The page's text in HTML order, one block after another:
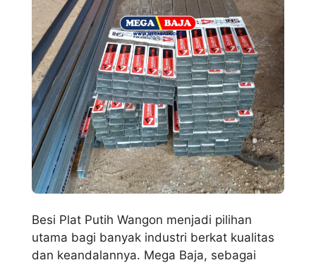
Besi Plat Putih Wangon menjadi pilihan
utama bagi banyak industri berkat kualitas
dan keandalannya. Mega Baja, sebagai